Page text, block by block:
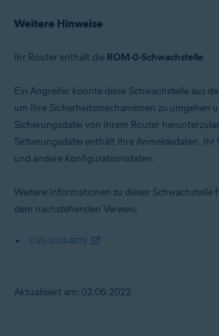
Weitere Hinweise
Ihr Router enthält die ROM-0-Schwachstelle.
Ein Angreifer könnte diese Schwachstelle aus
um Ihre Sicherheitsmechanismen zu umgehen
Sicherungsdatei von Ihrem Router
Sicherungsdatei enthält Ihre Anmeldedaten, Ihr
und andere Konfigurationsdaten.
Weitere Informationen zu dieser Schwachstelle
dem nachstehenden Verweis:
CVE-2014-4019
Aktualisiert am: 02.06.2022